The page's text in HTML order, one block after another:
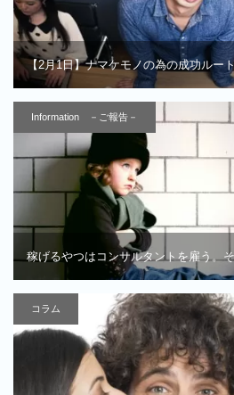
【2月1日】ナマケモノの為の成功ルー
Information －ご報告－
稼げるやつはコンサルタントを雇う。
コラム